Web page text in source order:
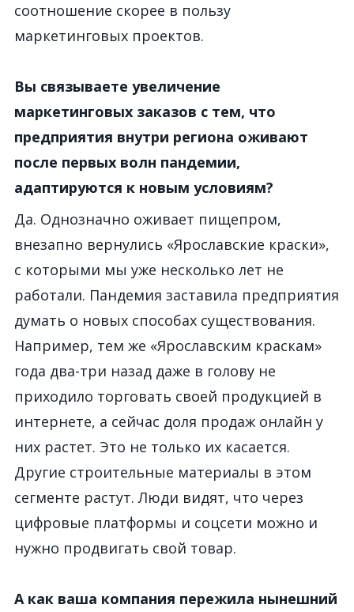
соотношение скорее в пользу
маркетинговых проектов.
Вы связываете увеличение
маркетинговых заказов с тем, что
предприятия внутри региона оживают
после первых волн пандемии,
адаптируются к новым условиям?
Да. Однозначно оживает пищепром,
внезапно вернулись «Ярославские краски»,
с которыми мы уже несколько лет не
работали. Пандемия заставила предприятия
думать о новых способах существования.
Например, тем же «Ярославским краскам»
года два-три назад даже в голову не
приходило торговать своей продукцией в
интернете, а сейчас доля продаж онлайн у
них растет. Это не только их касается.
Другие строительные материалы в этом
сегменте растут. Люди видят, что через
цифровые платформы и соцсети можно и
нужно продвигать свой товар.
А как ваша компания пережила нынешний